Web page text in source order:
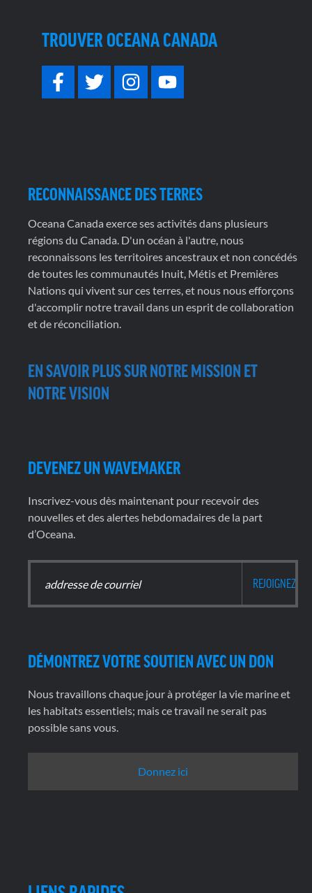
TROUVER OCEANA CANADA
RECONNAISSANCE DES TERRES
Oceana Canada exerce ses activités dans plusieurs
régions du Canada. D'un océan à l'autre, nous
reconnaissons les territoires ancestraux et non concédés
de toutes les communautés Inuit, Métis et Premières
Nations qui vivent sur ces terres, et nous nous efforçons
d'accomplir notre travail dans un esprit de collaboration
et de réconciliation.
EN SAVOIR PLUS SUR NOTRE MISSION ET
NOTRE VISION
DEVENEZ UN WAVEMAKER
Inscrivez-vous dès maintenant pour recevoir des
nouvelles et des alertes hebdomadaires de la part
d’Oceana.
DÉMONTREZ VOTRE SOUTIEN AVEC UN DON
Nous travaillons chaque jour à protéger la vie marine et
les habitats essentiels; mais ce travail ne serait pas
possible sans vous.
Donnez ici